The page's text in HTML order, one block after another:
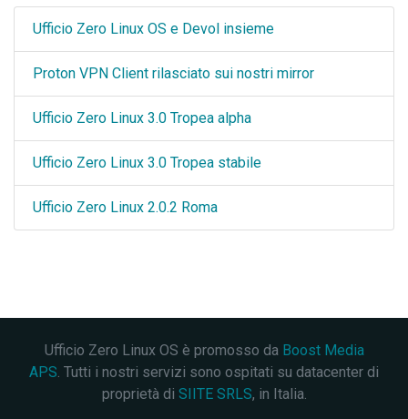
Ufficio Zero Linux OS e Devol insieme
Proton VPN Client rilasciato sui nostri mirror
Ufficio Zero Linux 3.0 Tropea alpha
Ufficio Zero Linux 3.0 Tropea stabile
Ufficio Zero Linux 2.0.2 Roma
Ufficio Zero Linux OS è promosso da Boost Media
APS. Tutti i nostri servizi sono ospitati su datacenter di
proprietà di SIITE SRLS, in Italia.